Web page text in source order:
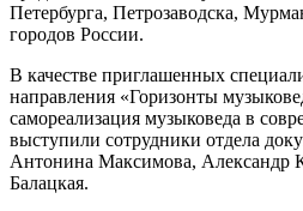
Петербурга, Петрозаводска,
городов России.
В качестве приглашенных
направления «Горизонты
самореализация музыковеда в
выступили сотрудники отдела
Антонина Максимова, Александр
Балацкая.